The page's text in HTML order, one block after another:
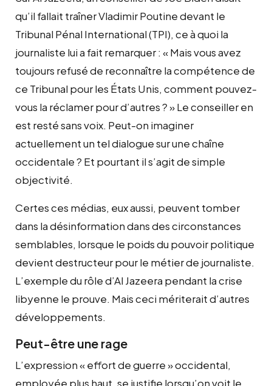
qu’il fallait traîner Vladimir Poutine devant le
Tribunal Pénal International (TPI), ce à quoi la
journaliste lui a fait remarquer : « Mais vous avez
toujours refusé de reconnaître la compétence de
ce Tribunal pour les États Unis, comment pouvez-
vous la réclamer pour d’autres ? » Le conseiller en
est resté sans voix. Peut-on imaginer
actuellement un tel dialogue sur une chaîne
occidentale ? Et pourtant il s’agit de simple
objectivité.
Certes ces médias, eux aussi, peuvent tomber
dans la désinformation dans des circonstances
semblables, lorsque le poids du pouvoir politique
devient destructeur pour le métier de journaliste.
L’exemple du rôle d’Al Jazeera pendant la crise
libyenne le prouve. Mais ceci mériterait d’autres
développements.
Peut-être une rage
L’expression « effort de guerre » occidental,
employée plus haut, se justifie lorsqu’on voit le